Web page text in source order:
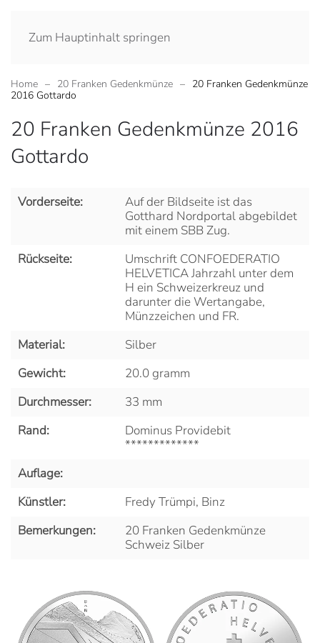
Zum Hauptinhalt springen
Home 20 Franken Gedenkmünze
20 Franken Gedenkmünze
2016 Gottardo
20 Franken Gedenkmünze 2016
Gottardo
Vorderseite:
Auf der Bildseite ist das
Gotthard Nordportal abgebildet
mit einem SBB Zug.
Rückseite:
Umschrift CONFOEDERATIO
HELVETICA Jahrzahl unter dem
H ein Schweizerkreuz und
darunter die Wertangabe,
Münzzeichen und FR.
Material:
Silber
Gewicht:
20.0 gramm
Durchmesser:
33 mm
Rand:
Dominus Providebit
*************
Auflage:
Künstler:
Fredy Trümpi, Binz
Bemerkungen:
20 Franken Gedenkmünze
Schweiz Silber